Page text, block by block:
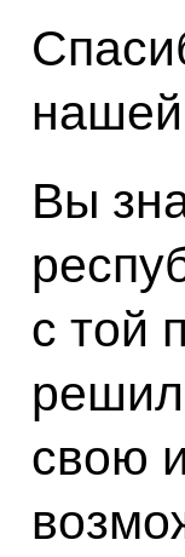
нашей
Вы
с той
свою